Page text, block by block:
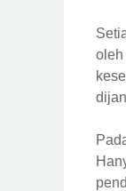
oleh